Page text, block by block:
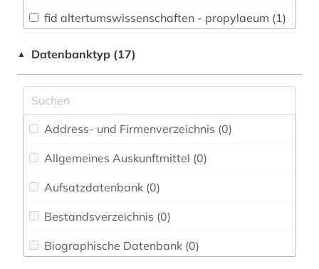
Kommunikationsdesign (0)
Medizin (0)
Musikwissenschaft (0)
Pädagogik (0)
Soziologie (0)
fid altertumswissenschaften - propylaeum (1)
fid theologie (1)
geschichte (2)
kirchengeschichte 335-394 n.chr. (1)
kirchenväter (4)
klassische philologie (1)
orthodoxe kirche (1)
▲ Datenbanktyp (17)
Address- und Firmenverzeichnis (0)
Allgemeines Auskunftmittel (0)
Aufsatzdatenbank (0)
Bestandsverzeichnis (0)
Biographische Datenbank (0)